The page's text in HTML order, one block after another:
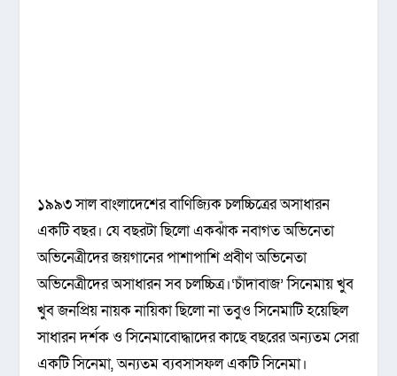
১৯৯৩ সাল বাংলাদেশের বাণিজ্যিক চলচ্চিত্রের অসাধারন
একটি বছর। যে বছরটা ছিলো একঝাঁক নবাগত অভিনেতা
অভিনেত্রীদের জয়গানের পাশাপাশি প্রবীণ অভিনেতা
অভিনেত্রীদের অসাধারন সব চলচ্চিত্র।‘চাঁদাবাজ’ সিনেমায় খুব
খুব জনপ্রিয় নায়ক নায়িকা ছিলো না তবুও সিনেমাটি হয়েছিল
সাধারন দর্শক ও সিনেমাবোদ্ধাদের কাছে বছরের অন্যতম সেরা
একটি সিনেমা, অন্যতম ব্যবসাসফল একটি সিনেমা।